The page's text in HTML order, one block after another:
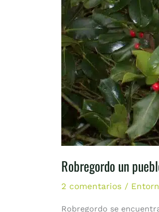
Robregordo un
2 comentarios /
Robregordo se